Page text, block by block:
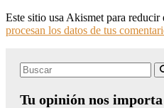
Este sitio usa Akismet para reducir
procesan los datos de tus
Search
Tu opinión nos importa